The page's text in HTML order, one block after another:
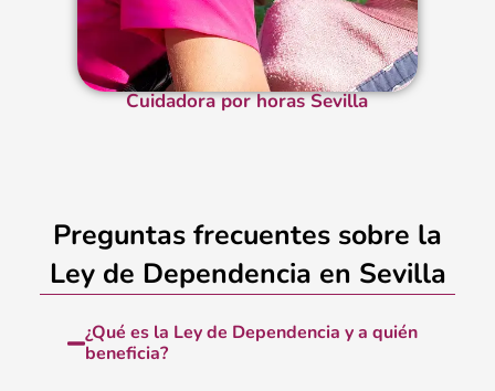
Cuidadora por horas Sevilla
Preguntas frecuentes sobre la
Ley de Dependencia en Sevilla
¿Qué es la Ley de Dependencia y a quién
beneficia?